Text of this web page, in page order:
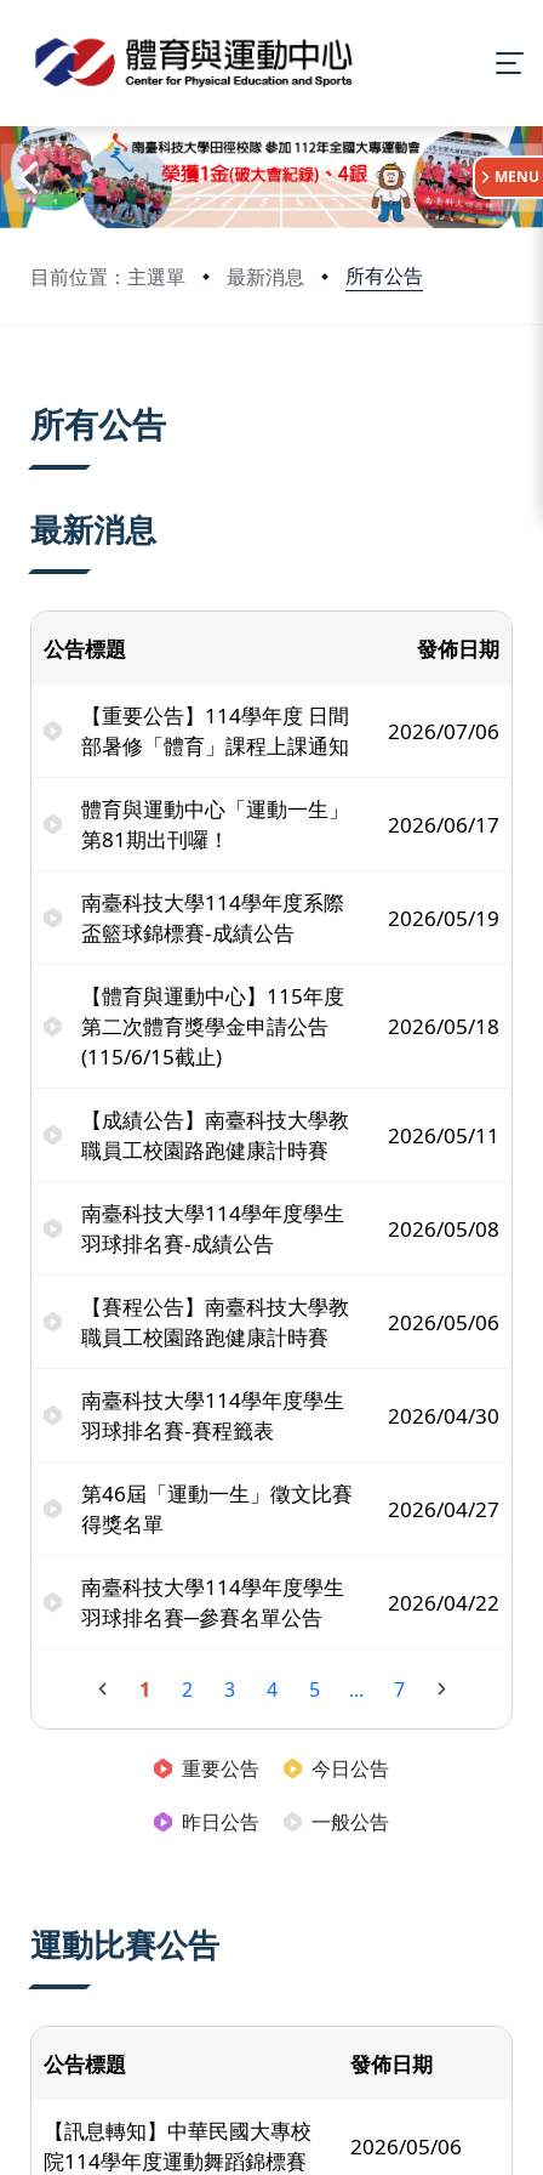
目前位置：主選單 最新消息 所有公告
:::
MENU
所有公告
最新消息
公告標題 發佈日期
【重要公告】114學年度 日間
部暑修「體育」課程上課通知
2026/07/06
體育與運動中心「運動一生」
第81期出刊囉！
2026/06/17
南臺科技大學114學年度系際
盃籃球錦標賽-成績公告
2026/05/19
【體育與運動中心】115年度
第二次體育獎學金申請公告
(115/6/15截止)
2026/05/18
【成績公告】南臺科技大學教
職員工校園路跑健康計時賽
2026/05/11
南臺科技大學114學年度學生
羽球排名賽-成績公告
2026/05/08
【賽程公告】南臺科技大學教
職員工校園路跑健康計時賽
2026/05/06
南臺科技大學114學年度學生
羽球排名賽-賽程籤表
2026/04/30
第46屆「運動一生」徵文比賽
得獎名單
2026/04/27
南臺科技大學114學年度學生
羽球排名賽─參賽名單公告
2026/04/22
1 2 3 4 5 ... 7
重要公告
今日公告
昨日公告
一般公告
運動比賽公告
公告標題 發佈日期
【訊息轉知】中華民國大專校
院114學年度運動舞蹈錦標賽
2026/05/06